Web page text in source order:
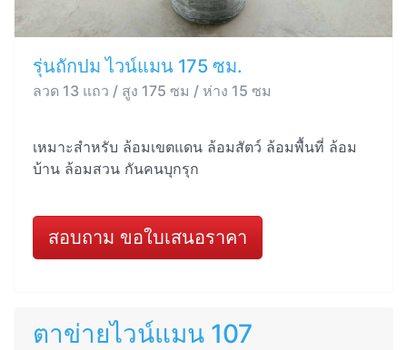
รุ่นถักปม ไวน์แมน 175 ซม.
ลวด 13 แถว / สูง 175 ซม / ห่าง 15 ซม
เหมาะสำหรับ ล้อมเขตแดน ล้อมสัตว์ ล้อมพื้นที่ ล้อม
บ้าน ล้อมสวน กันคนบุกรุก
สอบถาม ขอใบเสนอราคา
ตาข่ายไวน์แมน 107